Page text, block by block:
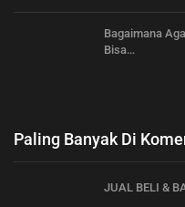
Bagaimana
Bisa…
Paling Banyak Di
JUAL BELI &